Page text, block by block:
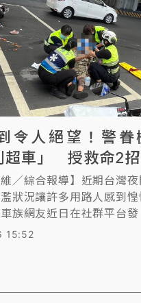
令人絕望！警眷
超車」 授救命2
維／綜合報導】近期台灣
狀況讓許多用路人感到
族網友近日在社群平台發
間毒駕多到「讓人絕望」
公開機車族必學的「保命兩
會「防衛駕駛」，才能
15:52